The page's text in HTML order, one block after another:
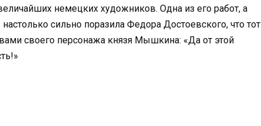
немецких художников. Одна из его работ, а
сильно поразила Федора Достоевского, что тот
своего персонажа князя Мышкина: «Да от этой